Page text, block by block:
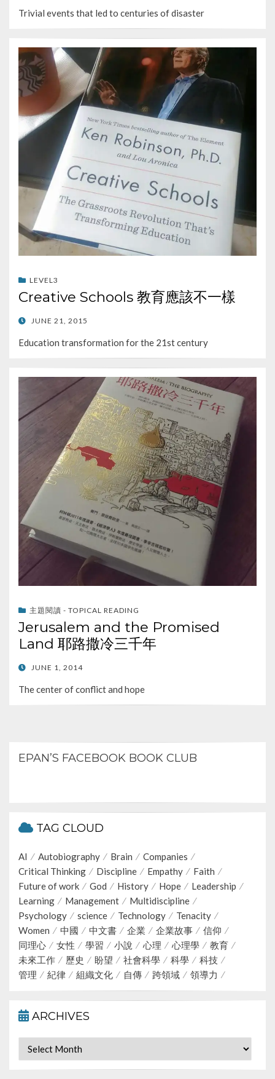
Trivial events that led to centuries of disaster
LEVEL3
Creative Schools 教育應該不一樣
POSTED
JUNE 21, 2015
Education transformation for the 21st century
主題閱讀 - TOPICAL READING
Jerusalem and the Promised
Land 耶路撒冷三千年
POSTEDJUNE 1, 2014
The center of conflict and hope
EPAN’S FACEBOOK BOOK CLUB
TAG CLOUD
AI Autobiography Brain
Companies
Critical Thinking
Discipline Empathy
Faith
Future of work
God History Hope
Leadership
Learning
Management
Multidiscipline
Psychology
science Technology
Tenacity
Women
中國 中文書 企業 企業故事
信仰
同理心
女性 學習 小說 心理 心理學
教育
未來工作
歷史 盼望 社會科學 科學
科技
管理
紀律 組織文化 自傳 跨領域 領導力
ARCHIVES
Archives